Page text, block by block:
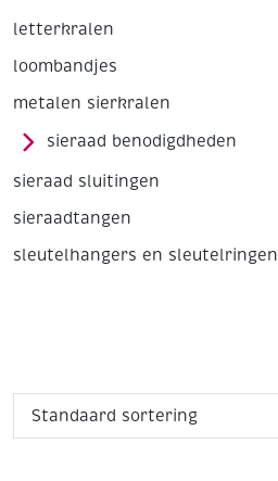
letterkralen
loombandjes
metalen sierkralen
sieraad benodigdheden
sieraad sluitingen
sieraadtangen
sleutelhangers en sleutelringen